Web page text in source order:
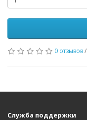
0 отзывов/
Служба поддержки